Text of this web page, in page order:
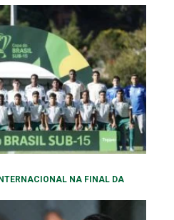
NA FINAL DA